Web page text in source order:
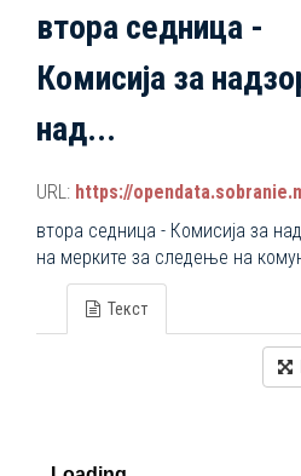
втора седница -
Комисија за
над...
URL: https://opendata.sobranie.mk/dataset/81e471e5-e34b-4d92-9a38-9b6107e068a7/resource/
втора седница - Комисија за
на мерките за следење на
Текст